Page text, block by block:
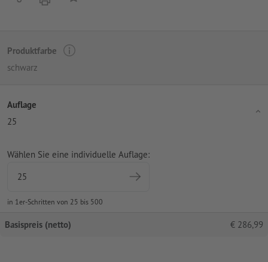
Produktfarbe
schwarz
Auflage
25
Wählen Sie eine individuelle Auflage:
in 1er-Schritten von 25 bis 500
Basispreis (netto) € 286,99